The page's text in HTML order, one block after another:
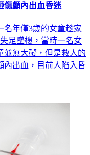
顱內出血昏迷
名年僅3歲的女童趁家
足墜樓，當時一名女
並無大礙，但是救人的
內出血，目前人陷入昏